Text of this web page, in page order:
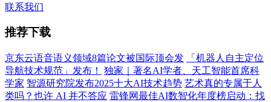
联系我们
推荐下载
京东云语音语义领域8篇论文被国际顶会发
「机器人自主定位
导航技术规范」发布！
独家｜著名AI学者、天工智能首席科
学家 智源研究院发布2025十大AI技术趋势 艺术真的专属于人
类吗？也许 AI 并不答应 雷锋网最佳AI数智化年度榜启动：找